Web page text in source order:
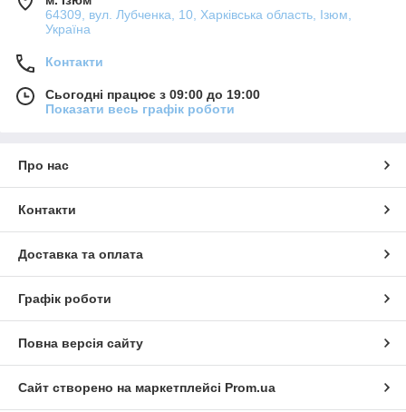
64309, вул. Лубченка, 10, Харківська область, Ізюм,
Україна
Контакти
Сьогодні працює з 09:00 до 19:00
Показати весь графік роботи
Про нас
Контакти
Доставка та оплата
Графік роботи
Повна версія сайту
Сайт створено на маркетплейсі Prom.ua